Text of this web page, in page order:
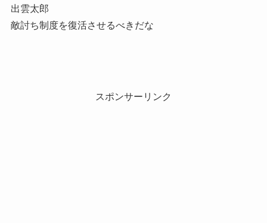
出雲太郎
敵討ち制度を復活させるべきだな
スポンサーリンク